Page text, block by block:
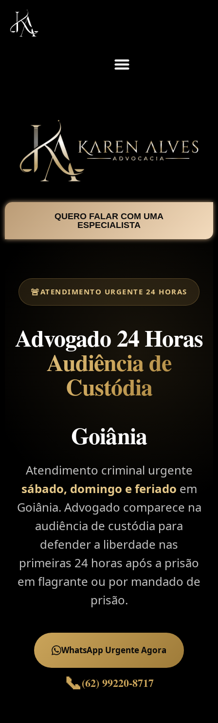
QUERO FALAR COM UMA
ESPECIALISTA
ATENDIMENTO URGENTE 24 HORAS
Advogado 24 Horas
Audiência de
Custódia
Goiânia
Atendimento criminal urgente
sábado, domingo e feriado em
Goiânia. Advogado comparece na
audiência de custódia para
defender a liberdade nas
primeiras 24 horas após a prisão
em flagrante ou por mandado de
prisão.
WhatsApp Urgente Agora
(62) 99220-8717